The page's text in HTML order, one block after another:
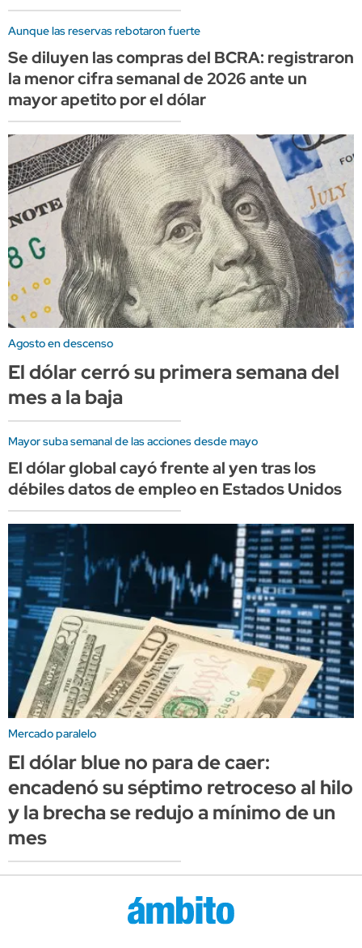
Aunque las reservas rebotaron fuerte
Se diluyen las compras del BCRA: registraron
la menor cifra semanal de 2026 ante un
mayor apetito por el dólar
Agosto en descenso
El dólar cerró su primera semana del
mes a la baja
Mayor suba semanal de las acciones desde mayo
El dólar global cayó frente al yen tras los
débiles datos de empleo en Estados Unidos
Mercado paralelo
El dólar blue no para de caer:
encadenó su séptimo retroceso al hilo
y la brecha se redujo a mínimo de un
mes